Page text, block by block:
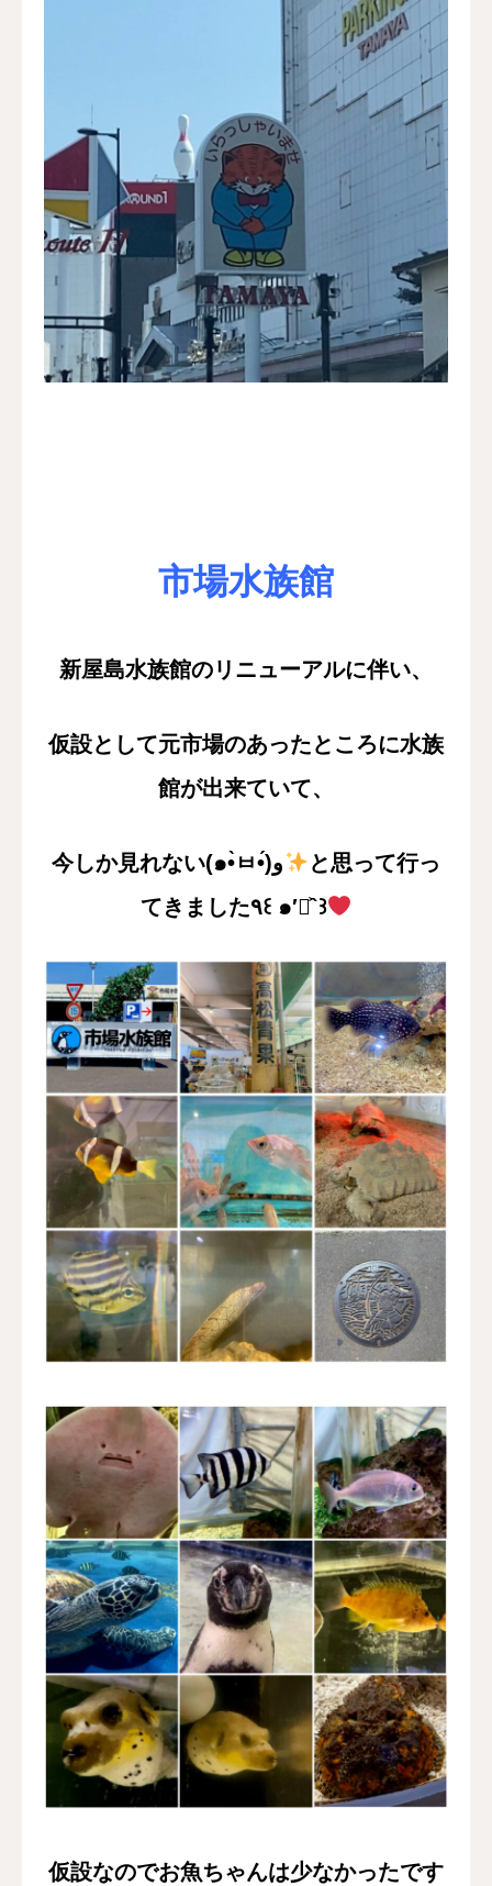
市場水族館
新屋島水族館のリニューアルに伴い、
仮設として元市場のあったところに水族
館が出来ていて、
今しか見れない(๑•̀ㅂ•́)و
と思って行っ
てきました٩꒰ ๑′◡͐`꒱
仮設なのでお魚ちゃんは少なかったです